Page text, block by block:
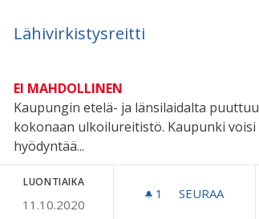
TAKAISIN RIIHIMÄELLE
Lähivirkistysreitti
EI MAHDOLLINEN
Kaupungin etelä- ja länsilaidalta puuttuu
kokonaan ulkoilureitistö. Kaupunki voisi
hyödyntää...
LUONTIAIKA
11.10.2020
1 1 SEURAAJA
SEURAA